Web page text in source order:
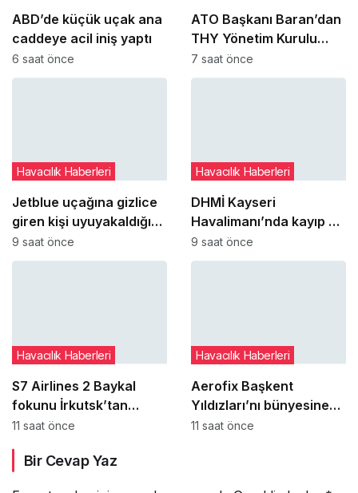
ABD’de küçük uçak ana
caddeye acil iniş yaptı
6 saat önce
ATO Başkanı Baran’dan
THY Yönetim Kurulu
Başkanı Şeker’e ziyaret
7 saat önce
Jetblue uçağına gizlice
giren kişi uyuyakaldığı
tuvalette yakalandı
Havacılık Haberleri
9 saat önce
DHMİ Kayseri
Havalimanı’nda kayıp ve
buluntu altın gümüş ve
değerli taşları satışa
Havacılık Haberleri
9 saat önce
S7 Airlines 2 Baykal
fokunu İrkutsk’tan
Moskova’ya taşıdı
Havacılık Haberleri
11 saat önce
Aerofix Başkent
Yıldızları’nı bünyesine
katıyor
Havacılık Haberleri
11 saat önce
Bir Cevap Yaz